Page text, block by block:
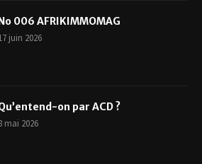
006 AFRIKIMMOMAG
juin 2026
on par ACD ?
mai 2026